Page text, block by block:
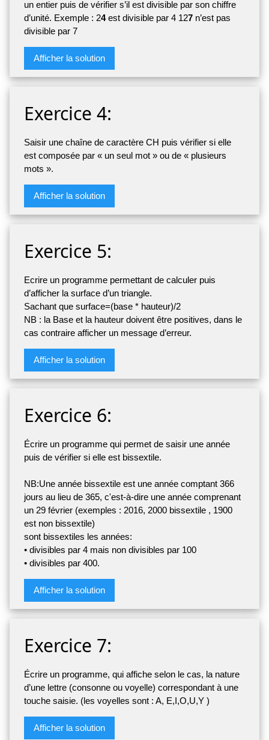
un entier puis de vérifier s’il est divisible par son chiffre
d’unité. Exemple : 24est divisible par 4 127 n’est pas
divisible par 7
Afficher la solution
Exercice 4:
Saisir une chaîne de caractère CH puis vérifier si elle
est composée par « un seul mot » ou de « plusieurs
mots ».
Afficher la solution
Exercice 5:
Ecrire un programme permettant de calculer puis
d’afficher la surface d’un triangle.
Sachant que surface=(base * hauteur)/2
NB : la Base et la hauteur doivent être positives, dans le
cas contraire afficher un message d’erreur.
Afficher la solution
Exercice 6:
Écrire un programme qui permet de saisir une année
puis de vérifier si elle est bissextile.
NB:Une année bissextile est une année comptant 366
jours au lieu de 365, c'est-à-dire une année comprenant
un 29 février (exemples : 2016, 2000 bissextile , 1900
est non bissextile)
sont bissextiles les années:
• divisibles par 4 mais non divisibles par 100
• divisibles par 400.
Afficher la solution
Exercice 7:
Écrire un programme, qui affiche selon le cas, la nature
d’une lettre (consonne ou voyelle) correspondant à une
touche saisie. (les voyelles sont : A, E,I,O,U,Y )
Afficher la solution